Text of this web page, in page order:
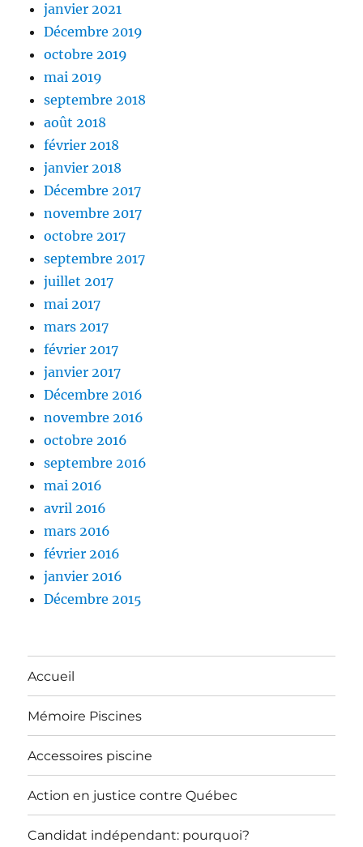
janvier 2021
Décembre 2019
octobre 2019
mai 2019
septembre 2018
août 2018
février 2018
janvier 2018
Décembre 2017
novembre 2017
octobre 2017
septembre 2017
juillet 2017
mai 2017
mars 2017
février 2017
janvier 2017
Décembre 2016
novembre 2016
octobre 2016
septembre 2016
mai 2016
avril 2016
mars 2016
février 2016
janvier 2016
Décembre 2015
Accueil
Mémoire Piscines
Accessoires piscine
Action en justice contre Québec
Candidat indépendant: pourquoi?